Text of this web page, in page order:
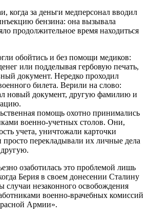
когда за деньги медперсонал вводил
бензина: она вызывала
продолжительное время находиться
обойтись и без помощи медиков:
или подделывая гербовую печать,
документ. Нередко проходил
билета. Верили на слово:
новый документ, другую фамилию и
помощь охотно принимались
военно-учетных столов. Они,
учета, уничтожали карточки
перекладывали их личные дела
озаботилась это проблемой лишь
Берия в своем донесении Сталину
случаи незаконного освобождения
военно-врачебных комиссий
Армии».